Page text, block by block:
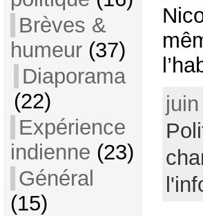
Brèves &
humeur(37)
Diaporama
(22)
Expérience
indienne (23)
Général
(15)